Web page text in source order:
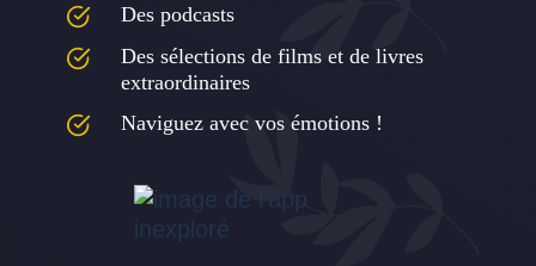
Des podcasts
Des sélections de films et de livres
extraordinaires
Naviguez avec vos émotions !